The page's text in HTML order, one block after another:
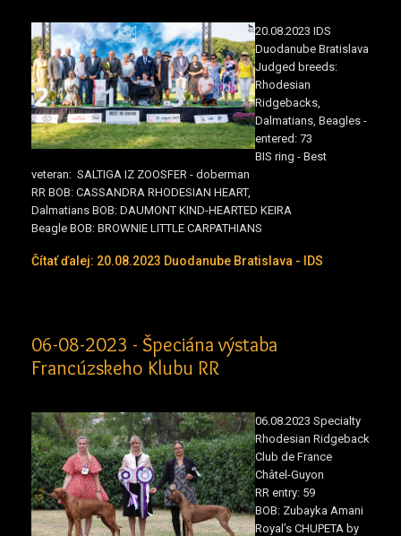
20.08.2023 IDS
Duodanube Bratislava
Judged breeds:
Rhodesian
Ridgebacks,
Dalmatians, Beagles -
entered: 73
BIS ring - Best
veteran: SALTIGA IZ ZOOSFER - doberman
RR BOB: CASSANDRA RHODESIAN HEART,
Dalmatians BOB: DAUMONT KIND-HEARTED KEIRA
Beagle BOB: BROWNIE LITTLE CARPATHIANS
Čítať ďalej: 20.08.2023 Duodanube Bratislava - IDS
06-08-2023 - Špeciána výstaba
Francúzskeho Klubu RR
06.08.2023 Specialty
Rhodesian Ridgeback
Club de France
Châtel-Guyon
RR entry: 59
BOB: Zubayka Amani
Royal’s CHUPETA by